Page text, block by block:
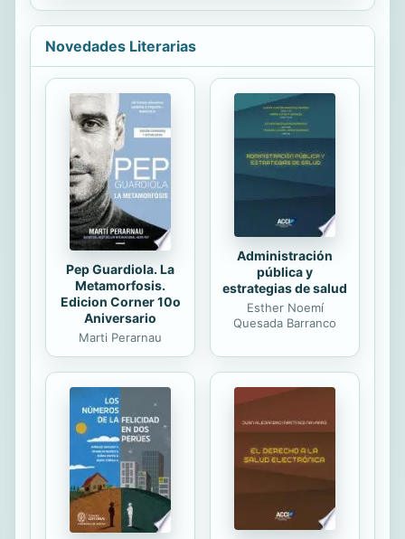
humana, de...
Jesucristo.
Novedades Literarias
Pep Guardiola. La
Metamorfosis.
Edicion Corner 10o
Aniversario
Marti Perarnau
Administración
pública y
estrategias de salud
Esther Noemí
Quesada Barranco